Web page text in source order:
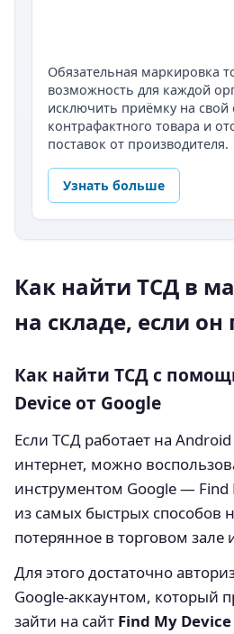
Обязательная маркировка
возможность для каждой
исключить приёмку на свой
контрафактного товара и
поставок от производителя.
Узнать больше
Как найти ТСД в
на складе, если он
Как найти ТСД с
Device от Google
Если ТСД работает на
интернет, можно
инструментом Google — Find
из самых быстрых способов
потерянное в торговом зале
Для этого достаточно
Google-аккаунтом, который
зайти на сайт Find My Device